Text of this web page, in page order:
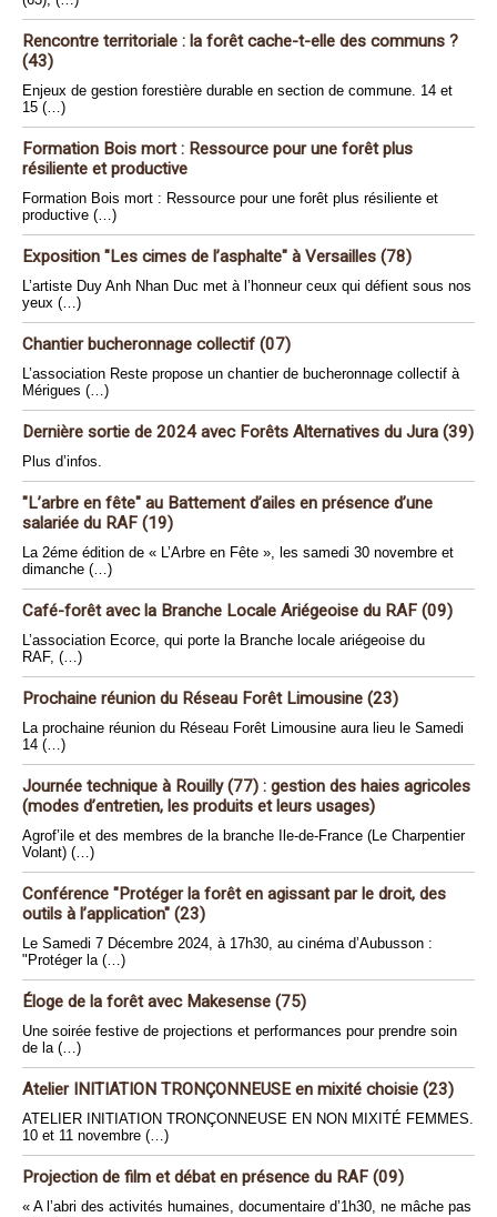
Rencontre territoriale : la forêt cache-t-elle des communs ?
(43)
Enjeux de gestion forestière durable en section de commune. 14 et
15 (…)
Formation Bois mort : Ressource pour une forêt plus
résiliente et productive
Formation Bois mort : Ressource pour une forêt plus résiliente et
productive (…)
Exposition "Les cimes de l’asphalte" à Versailles (78)
L’artiste Duy Anh Nhan Duc met à l’honneur ceux qui défient sous nos
yeux (…)
Chantier bucheronnage collectif (07)
L’association Reste propose un chantier de bucheronnage collectif à
Mérigues (…)
Dernière sortie de 2024 avec Forêts Alternatives du Jura (39)
Plus d’infos.
"L’arbre en fête" au Battement d’ailes en présence d’une
salariée du RAF (19)
La 2éme édition de « L’Arbre en Fête », les samedi 30 novembre et
dimanche (…)
Café-forêt avec la Branche Locale Ariégeoise du RAF (09)
L’association Ecorce, qui porte la Branche locale ariégeoise du
RAF, (…)
Prochaine réunion du Réseau Forêt Limousine (23)
La prochaine réunion du Réseau Forêt Limousine aura lieu le Samedi
14 (…)
Journée technique à Rouilly (77) : gestion des haies agricoles
(modes d’entretien, les produits et leurs usages)
Agrof’ile et des membres de la branche Ile-de-France (Le Charpentier
Volant) (…)
Conférence "Protéger la forêt en agissant par le droit, des
outils à l’application" (23)
Le Samedi 7 Décembre 2024, à 17h30, au cinéma d’Aubusson :
"Protéger la (…)
Éloge de la forêt avec Makesense (75)
Une soirée festive de projections et performances pour prendre soin
de la (…)
Atelier INITIATION TRONÇONNEUSE en mixité choisie (23)
ATELIER INITIATION TRONÇONNEUSE EN NON MIXITÉ FEMMES.
10 et 11 novembre (…)
Projection de film et débat en présence du RAF (09)
« A l’abri des activités humaines, documentaire d’1h30, ne mâche pas